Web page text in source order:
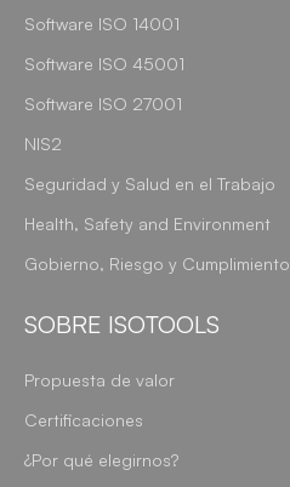
Software ISO 14001
Software ISO 45001
Software ISO 27001
NIS2
Seguridad y Salud en el Trabajo
Health, Safety and Environment
Gobierno, Riesgo y Cumplimiento
SOBRE ISOTOOLS
Propuesta de valor
Certificaciones
¿Por qué elegirnos?